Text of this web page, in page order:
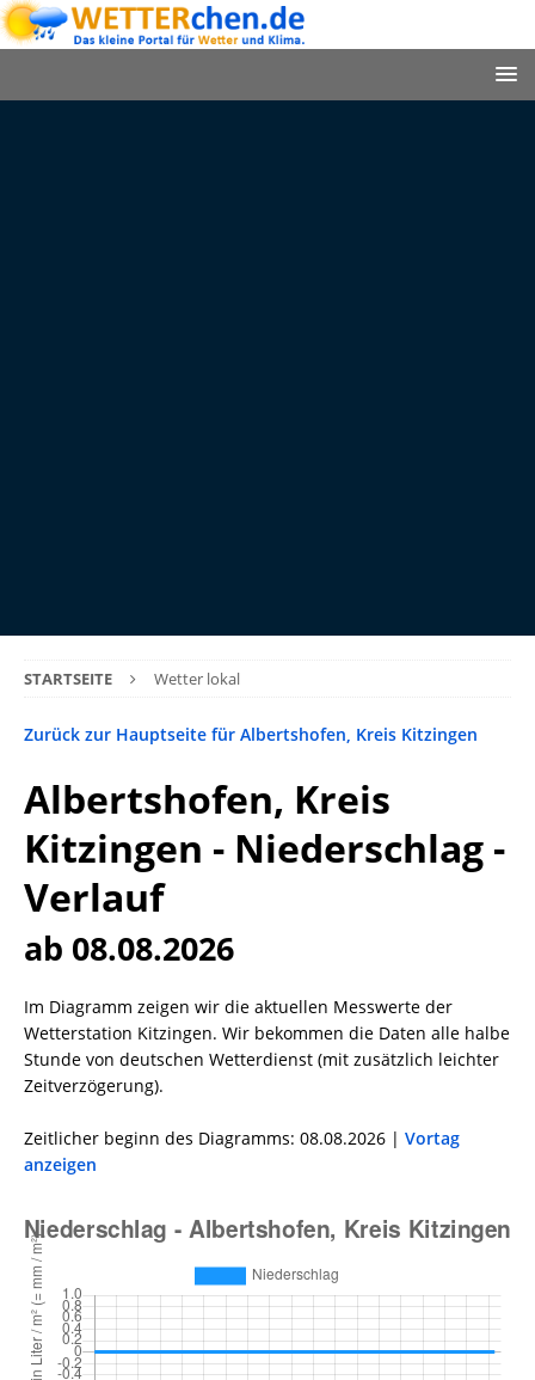
STARTSEITE Wetter lokal
Zurück zur Hauptseite für Albertshofen, Kreis Kitzingen
Albertshofen, Kreis
Kitzingen - Niederschlag -
Verlauf
ab 08.08.2026
Im Diagramm zeigen wir die aktuellen Messwerte der
Wetterstation Kitzingen. Wir bekommen die Daten alle halbe
Stunde von deutschen Wetterdienst (mit zusätzlich leichter
Zeitverzögerung).
Zeitlicher beginn des Diagramms: 08.08.2026 | Vortag
anzeigen